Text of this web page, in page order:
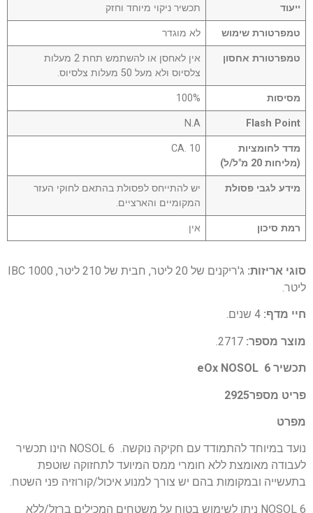
ייעוד תכשיר ניקוי מיוחד וחזק
טמפרטורת שימוש לא מוגדר
טמפרטורת אחסון
אין לאחסן או להשתמש תחת 2 מעלות
צלסיוס ולא מעל 50 מעלות צלסיוס.
מסיסות 100%
Flash Point
N.A
מדד לחומציות
(מליחות 20 מ"ל/ל)
CA. 10
מידע לגבי פסולת
יש להתייחס לפסולת בהתאם לחוקי העזר
המקומיים והארציים.
רמת סיכון אין
סוגי אריזות:
ג'ריקנים של 20 ליטר, חבית של 210 ליטר, IBC 1000
ליטר.
חיי מדף:
מוצר מספר:
תכשיר 6 eOx NOSOL
פריט מספר2925
מפרט
נועד במיוחד להתמודד עם חקיקה נוקשה. NOSOL 6 הינו תכשיר
לעבודה מאומצת ללא חומרי ממס המיועד לתחזוקה שוטפת
בתעשייה ובמקומות בהם יש צורך למנוע איכול/קורוזיה פני השטח.
NOSOL 6 ניתן לשימוש בטוח על משטחים המכילים ברזל/ללא